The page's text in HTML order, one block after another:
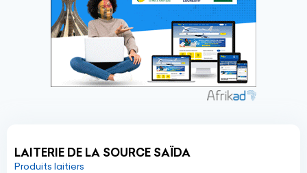
LAITERIE DE LA SOURCE SAÏDA
Produits laitiers